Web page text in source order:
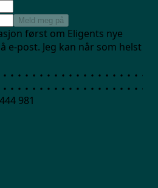
Meld meg på
først om Eligents nye
post. Jeg kan når som helst
981